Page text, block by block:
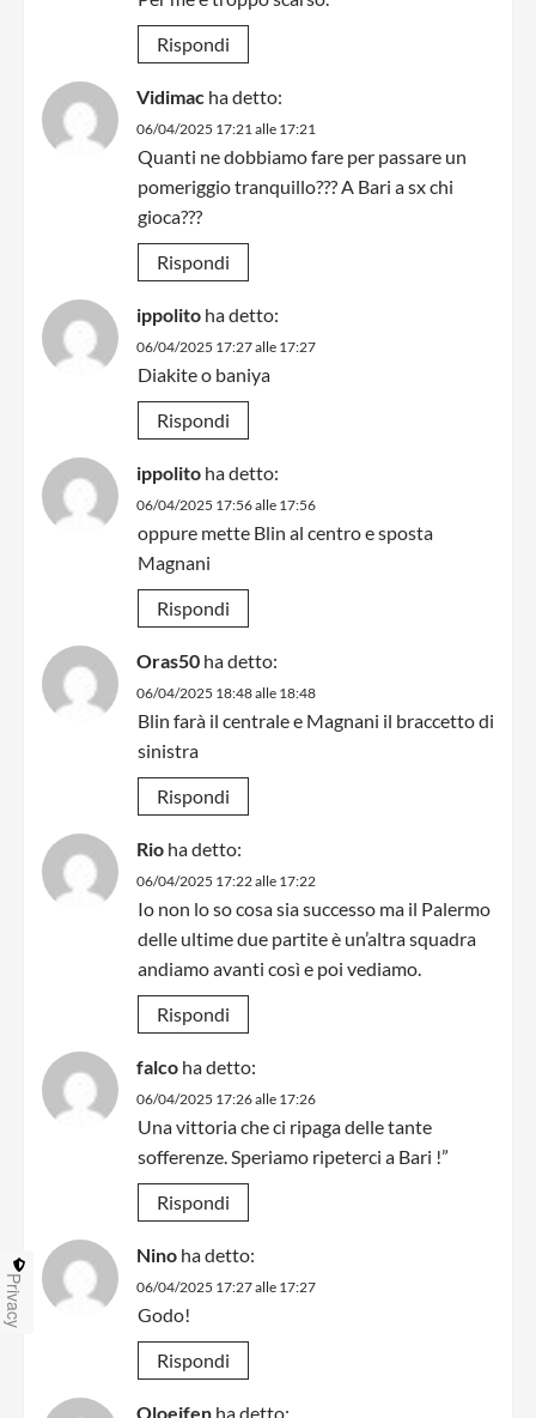
Rispondi
Vidimac ha detto:
06/04/2025 17:21 alle 17:21
Quanti ne dobbiamo fare per passare un
pomeriggio tranquillo??? A Bari a sx chi
gioca???
Rispondi
ippolito ha detto:
06/04/2025 17:27 alle 17:27
Diakite o baniya
Rispondi
ippolito ha detto:
06/04/2025 17:56 alle 17:56
oppure mette Blin al centro e sposta
Magnani
Rispondi
Oras50 ha detto:
06/04/2025 18:48 alle 18:48
Blin farà il centrale e Magnani il braccetto di
sinistra
Rispondi
Rio ha detto:
06/04/2025 17:22 alle 17:22
Io non lo so cosa sia successo ma il Palermo
delle ultime due partite è un’altra squadra
andiamo avanti così e poi vediamo.
Rispondi
falco ha detto:
06/04/2025 17:26 alle 17:26
Una vittoria che ci ripaga delle tante
sofferenze. Speriamo ripeterci a Bari !”
Rispondi
Nino ha detto:
06/04/2025 17:27 alle 17:27
Godo!
Rispondi
Oloeifen ha detto:
Privacy